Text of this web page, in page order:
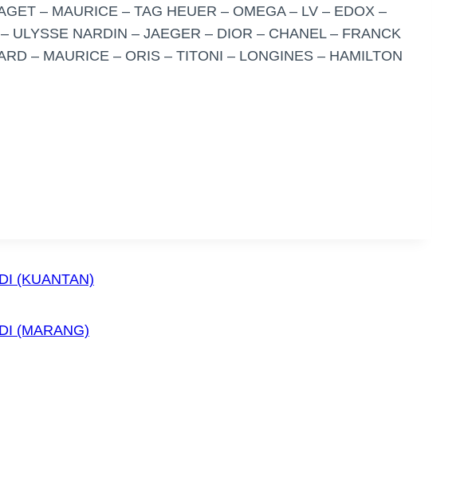
– MAURICE – TAG HEUER – OMEGA – LV – EDOX –
ULYSSE NARDIN – JAEGER – DIOR – CHANEL – FRANCK
– MAURICE – ORIS – TITONI – LONGINES – HAMILTON
(KUANTAN)
(MARANG)